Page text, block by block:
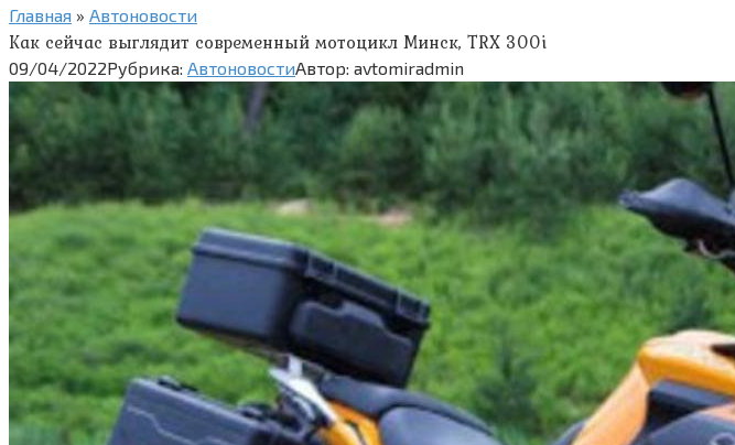
Главная » Автоновости
Как сейчас выглядит современный мотоцикл Минск, TRX 300i
09/04/2022Рубрика: АвтоновостиАвтор: avtomiradmin